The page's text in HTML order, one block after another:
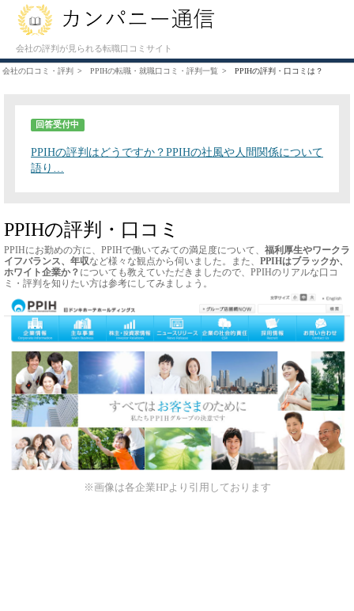
会社の評判が見られる転職口コミサイト
会社の口コミ・評判 PPIHの転職・就職口コミ・評判一覧 PPIHの評判・口コミは？
回答受付中
PPIHの評判はどうですか？PPIHの社風や人間関係について
語り…
PPIHの評判・口コミ
PPIHにお勤めの方に、PPIHで働いてみての満足度について、 福利厚生やワークラ
イフバランス、年収など様々な観点から伺いました。また、 PPIHはブラックか、
ホワイト企業か？ についても教えていただきましたので、PPIHのリアルな口コ
ミ・評判を知りたい方は参考にしてみましょう。
※画像は各企業HPより引用しております